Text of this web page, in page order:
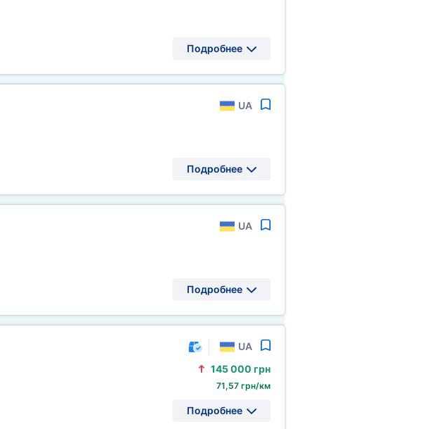
Подробнее
UA
Подробнее
UA
Подробнее
UA
145 000 грн
71,57 грн/км
Подробнее